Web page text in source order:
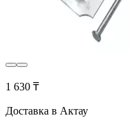
1 630 ₸
Доставка в Актау